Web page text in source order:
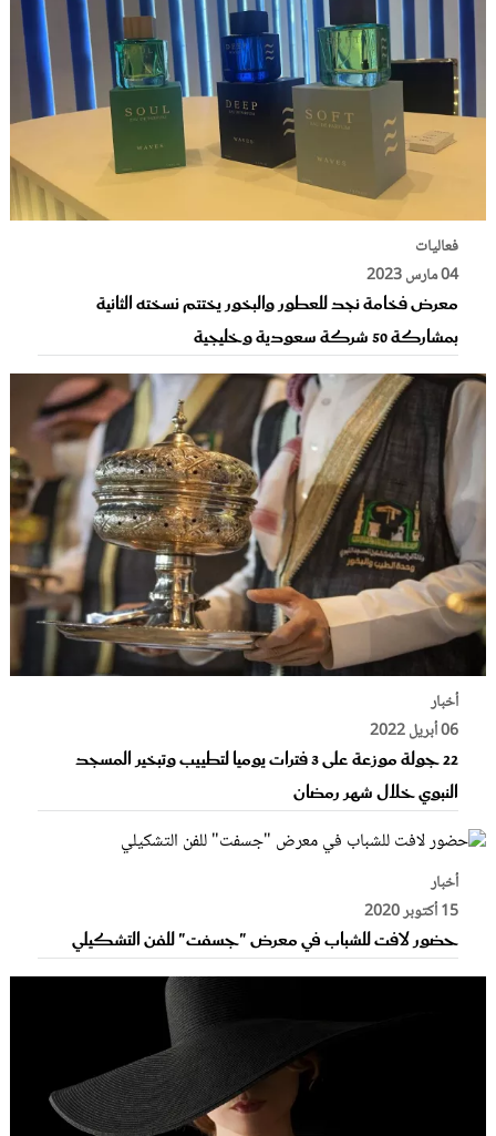
فعاليات
04 مارس 2023
معرض فخامة نجد للعطور والبخور يختتم نسخته الثانية
بمشاركة 50 شركة سعودية وخليجية
أخبار
06 أبريل 2022
22 جولة موزعة على 3 فترات يوميا لتطييب وتبخير المسجد
النبوي خلال شهر رمضان
أخبار
15 أكتوبر 2020
حضور لافت للشباب في معرض "جسفت" للفن التشكيلي